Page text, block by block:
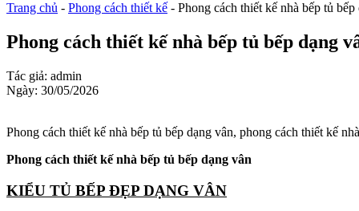
Trang chủ - Phong cách thiết kế - Phong cách thiết kế nhà bếp tủ bếp
Phong cách thiết kế nhà bếp tủ bếp dạng
Tác giả: admin
Ngày: 30/05/2026
Phong cách thiết kế nhà bếp tủ bếp dạng vân, phong cách thiết kế
Phong cách thiết kế nhà bếp tủ bếp dạng vân
KIỂU TỦ BẾP ĐẸP DẠNG VÂN